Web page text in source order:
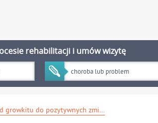
rehabilitacji i umów wizytę
Od growkitu do pozytywnych zmian osobowości – jak grzyby typu Psilocybe cubensis pomogły znanym osobom na całym świecie